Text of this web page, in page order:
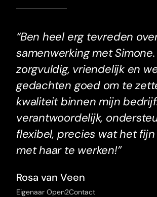
“Ben heel erg tevreden
samenwerking met Simone.
zorgvuldig, vriendelijk en
gedachten goed om te
kwaliteit binnen mijn
verantwoordelijk,
flexibel, precies wat het
met haar te werken!”
Rosa van Veen
Eigenaar Open2Contact